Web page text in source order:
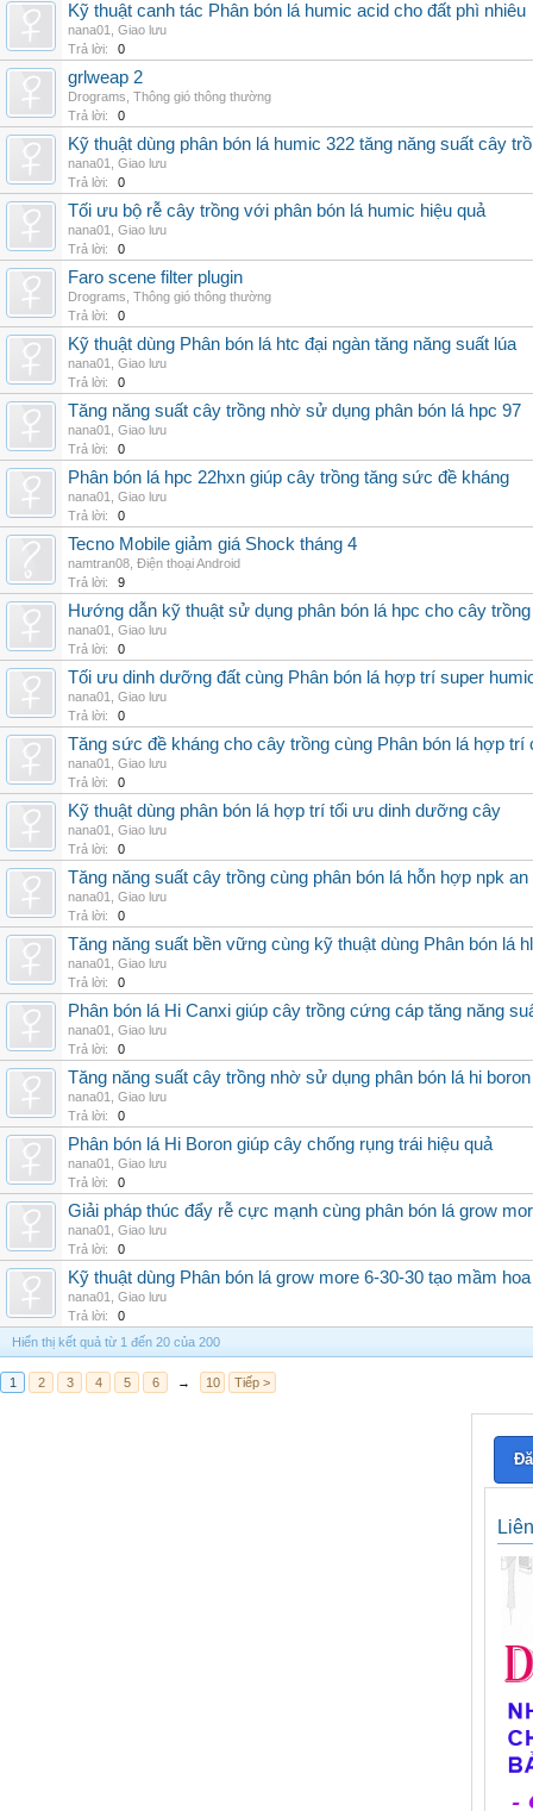
Kỹ thuật canh tác Phân bón lá humic acid cho đất phì nhiêu
nana01
Giao lưu
Trả lời:
0
grlweap 2
Drograms Thông gió thông thường
Trả lời:
0
Kỹ thuật dùng phân bón lá humic 322 tăng năng suất cây
nana01
Giao lưu
Trả lời:
0
Tối ưu bộ rễ cây trồng với phân bón lá humic hiệu quả
nana01
Giao lưu
Trả lời:
0
Faro scene filter plugin
Drograms Thông gió thông thường
Trả lời:
0
Kỹ thuật dùng Phân bón lá htc đại ngàn tăng năng suất lúa
nana01
Giao lưu
Trả lời:
0
Tăng năng suất cây trồng nhờ sử dụng phân bón lá hpc 97
nana01
Giao lưu
Trả lời:
0
Phân bón lá hpc 22hxn giúp cây trồng tăng sức đề kháng
nana01
Giao lưu
Trả lời:
0
Tecno Mobile giảm giá Shock tháng 4
namtran08 Điện thoại Android
Trả lời:
9
Hướng dẫn kỹ thuật sử dụng phân bón lá hpc cho cây trồng
nana01
Giao lưu
Trả lời:
0
Tối ưu dinh dưỡng đất cùng Phân bón lá hợp trí super
nana01
Giao lưu
Trả lời:
0
Tăng sức đề kháng cho cây trồng cùng Phân bón lá hợp trí
nana01
Giao lưu
Trả lời:
0
Kỹ thuật dùng phân bón lá hợp trí tối ưu dinh dưỡng cây
nana01
Giao lưu
Trả lời:
0
Tăng năng suất cây trồng cùng phân bón lá hỗn hợp npk an
nana01
Giao lưu
Trả lời:
0
Tăng năng suất bền vững cùng kỹ thuật dùng Phân bón lá
nana01
Giao lưu
Trả lời:
0
Phân bón lá Hi Canxi giúp cây trồng cứng cáp tăng năng
nana01
Giao lưu
Trả lời:
0
Tăng năng suất cây trồng nhờ sử dụng phân bón lá hi
nana01
Giao lưu
Trả lời:
0
Phân bón lá Hi Boron giúp cây chống rụng trái hiệu quả
nana01
Giao lưu
Trả lời:
0
Giải pháp thúc đẩy rễ cực mạnh cùng phân bón lá grow
nana01
Giao lưu
Trả lời:
0
Kỹ thuật dùng Phân bón lá grow more 6-30-30 tạo mầm hoa
nana01
Giao lưu
Trả lời:
0
Hiển thị kết quả từ 1 đến 20 của 200
1 2 3 4 5 6 → 10 Tiếp >